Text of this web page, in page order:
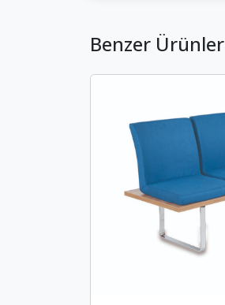
Benzer Ürünler